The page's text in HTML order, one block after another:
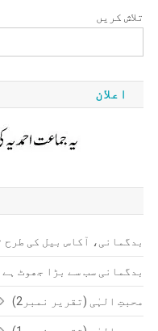
تلاش کریں
اعلان
بدگمانی، آکاس بیل کی
بدگمانی سب سے بڑا جھوٹ ہے
محبتِ الہٰی (تقریر نمبر2)